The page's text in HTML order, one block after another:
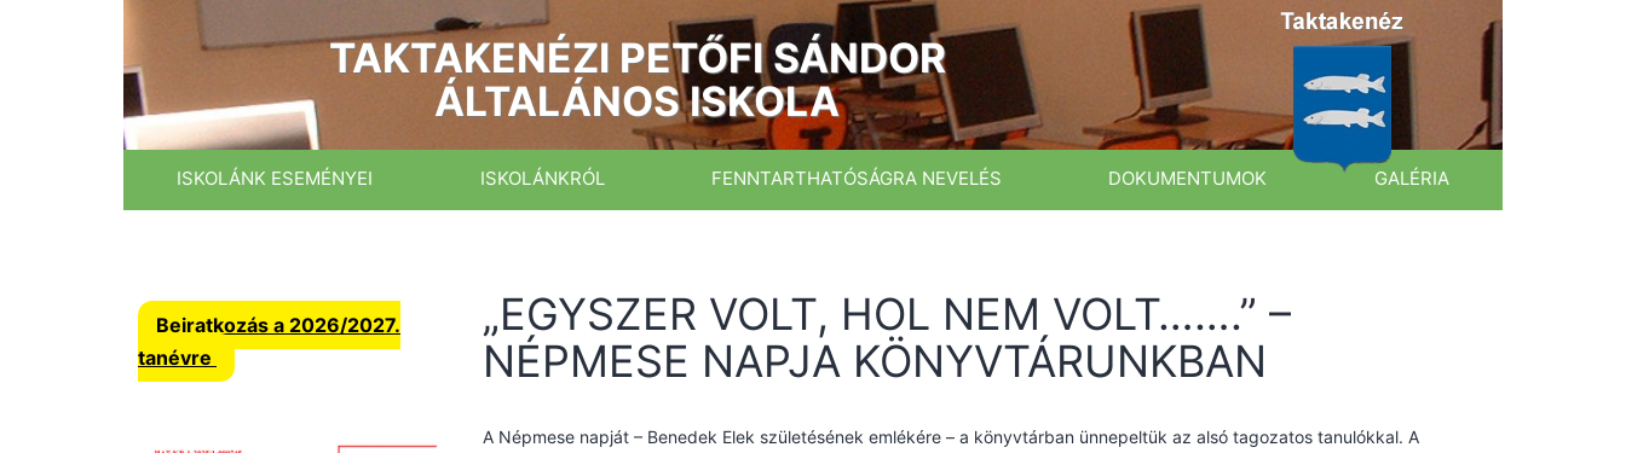
TAKTAKENÉZI PETŐFI SÁNDOR
ÁLTALÁNOS ISKOLA
ISKOLÁNK ESEMÉNYEI ISKOLÁNKRÓL FENNTARTHATÓSÁGRA NEVELÉS DOKUMENTUMOK GALÉRIA
Beiratkozás a 2026/2027.
tanévre
„EGYSZER VOLT, HOL NEM VOLT…….” –
NÉPMESE NAPJA KÖNYVTÁRUNKBAN
A Népmese napját – Benedek Elek születésének emlékére – a könyvtárban ünnepeltük az alsó tagozatos tanulókkal. A